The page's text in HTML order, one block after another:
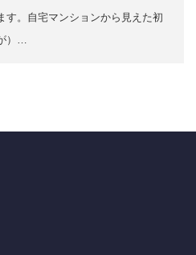
す。自宅マンションから見えた初
）…